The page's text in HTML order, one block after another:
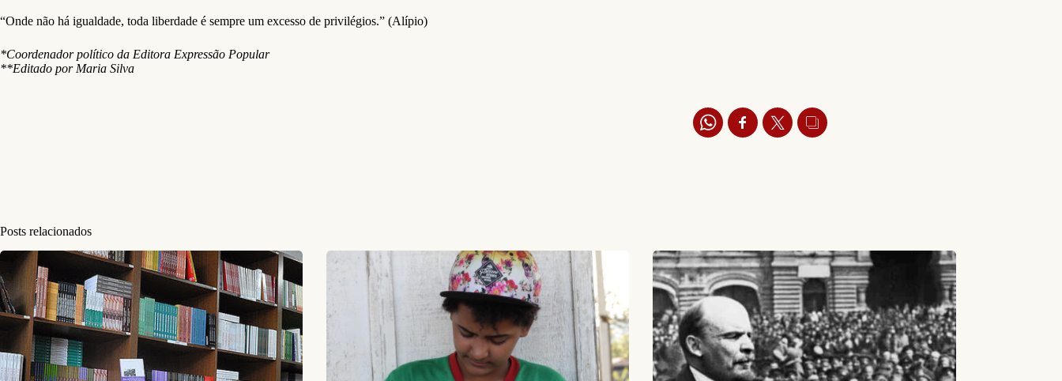
“Onde não há igualdade, toda liberdade é sempre um excesso de privilégios.” (Alípio)
*Coordenador político da Editora Expressão Popular
**Editado por Maria Silva
Posts relacionados